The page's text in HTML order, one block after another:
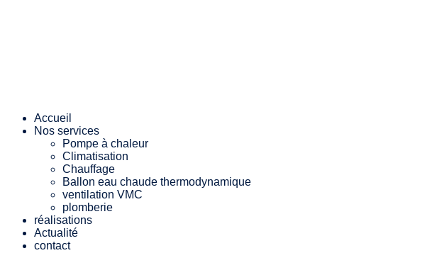
Accueil
Nos services
Pompe à chaleur
Climatisation
Chauffage
Ballon eau chaude thermodynamique
ventilation VMC
plomberie
réalisations
Actualité
contact